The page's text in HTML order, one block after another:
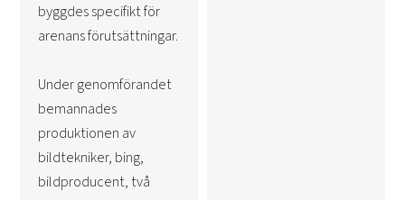
byggdes specifikt för
arenans förutsättningar.
Under genomförandet
bemannades
produktionen av
bildtekniker, bing,
bildproducent, två